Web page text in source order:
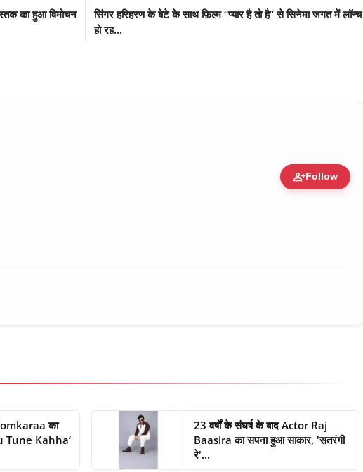
का हुआ विमोचन
सिंगर हरिहरण के बेटे के साथ फ़िल्म “प्यार है तो है” से सिनेमा जगत में लॉन्च
हो रह...
person_addFollow
Figure • 30 Mar, 2026
का
Tune Kahha’
23 वर्षों के संघर्ष के बाद Actor Raj
Baasira का सपना हुआ साकार, 'सतरंगी
रे'...